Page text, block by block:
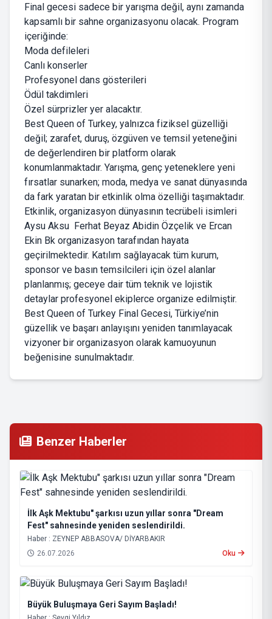
Final gecesi sadece bir yarışma değil, aynı zamanda
kapsamlı bir sahne organizasyonu olacak. Program
içeriğinde:
Moda defileleri
Canlı konserler
Profesyonel dans gösterileri
Ödül takdimleri
Özel sürprizler yer alacaktır.
Best Queen of Turkey, yalnızca fiziksel güzelliği
değil; zarafet, duruş, özgüven ve temsil yeteneğini
de değerlendiren bir platform olarak
konumlanmaktadır. Yarışma, genç yeteneklere yeni
fırsatlar sunarken; moda, medya ve sanat dünyasında
da fark yaratan bir etkinlik olma özelliği taşımaktadır.
Etkinlik, organizasyon dünyasının tecrübeli isimleri
Aysu Aksu Ferhat Beyaz Abidin Özçelik ve Ercan
Ekin Bk organizasyon tarafından hayata
geçirilmektedir. Katılım sağlayacak tüm kurum,
sponsor ve basın temsilcileri için özel alanlar
planlanmış; geceye dair tüm teknik ve lojistik
detaylar profesyonel ekiplerce organize edilmiştir.
Best Queen of Turkey Final Gecesi, Türkiye’nin
güzellik ve başarı anlayışını yeniden tanımlayacak
vizyoner bir organizasyon olarak kamuoyunun
beğenisine sunulmaktadır.
Benzer Haberler
İlk Aşk Mektubu" şarkısı uzun yıllar sonra "Dream
Fest" sahnesinde yeniden seslendirildi.
Haber : ZEYNEP ABBASOVA/ DİYARBAKIR
26.07.2026
Oku
Büyük Buluşmaya Geri Sayım Başladı!